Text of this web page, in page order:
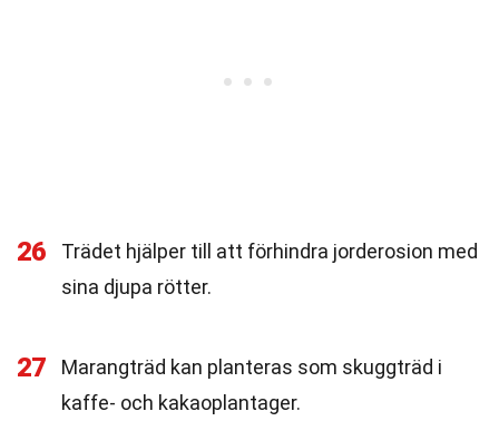
26
Trädet hjälper till att förhindra jorderosion med
sina djupa rötter.
27
Marangträd kan planteras som skuggträd i
kaffe- och kakaoplantager.